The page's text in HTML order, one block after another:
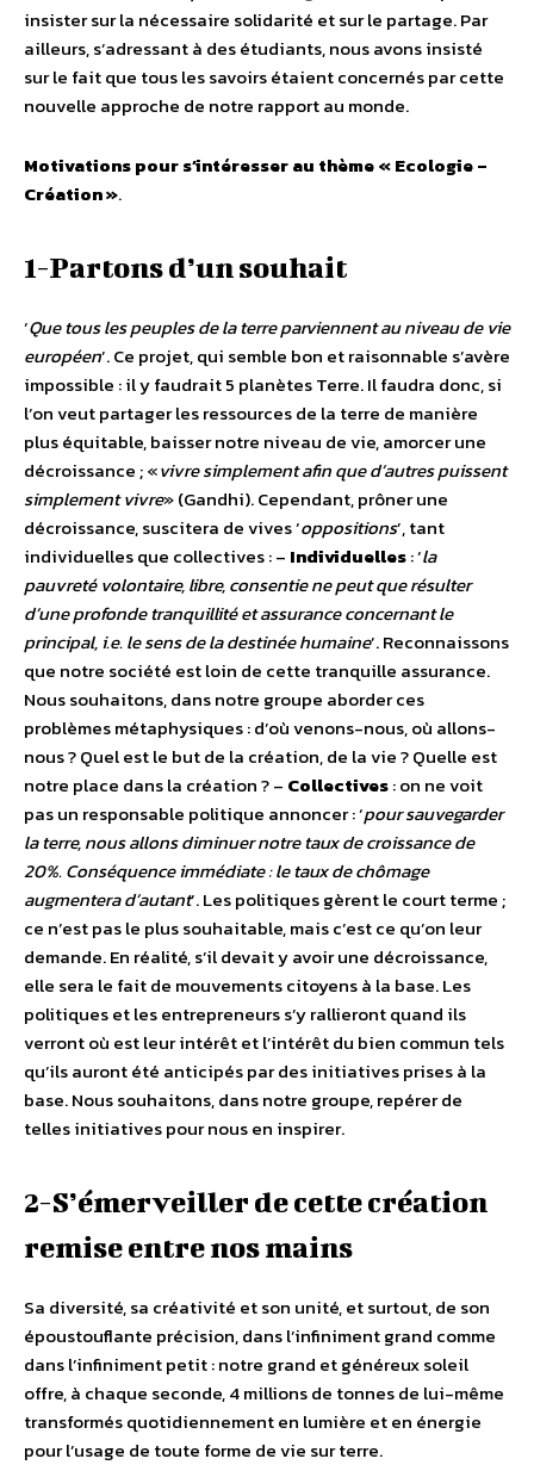
insister sur la nécessaire solidarité et sur le partage. Par
ailleurs, s’adressant à des étudiants, nous avons insisté
sur le fait que tous les savoirs étaient concernés par cette
nouvelle approche de notre rapport au monde.
Motivations pour s’intéresser au thème « Ecologie –
Création ».
1-Partons d’un souhait
‘Que tous les peuples de la terre parviennent au niveau de vie
européen’. Ce projet, qui semble bon et raisonnable s’avère
impossible : il y faudrait 5 planètes Terre. Il faudra donc, si
l’on veut partager les ressources de la terre de manière
plus équitable, baisser notre niveau de vie, amorcer une
décroissance ; «vivre simplement afin que d’autres puissent
simplement vivre» (Gandhi). Cependant, prôner une
décroissance, suscitera de vives ‘oppositions’, tant
individuelles que collectives : – Individuelles: ‘la
pauvreté volontaire, libre, consentie ne peut que résulter
d’une profonde tranquillité et assurance concernant le
principal, i.e. le sens de la destinée humaine’. Reconnaissons
que notre société est loin de cette tranquille assurance.
Nous souhaitons, dans notre groupe aborder ces
problèmes métaphysiques : d’où venons-nous, où allons-
nous ? Quel est le but de la création, de la vie ? Quelle est
notre place dans la création ? – Collectives: on ne voit
pas un responsable politique annoncer : ‘pour sauvegarder
la terre, nous allons diminuer notre taux de croissance de
20%. Conséquence immédiate : le taux de chômage
augmentera d’autant’. Les politiques gèrent le court terme ;
ce n’est pas le plus souhaitable, mais c’est ce qu’on leur
demande. En réalité, s’il devait y avoir une décroissance,
elle sera le fait de mouvements citoyens à la base. Les
politiques et les entrepreneurs s’y rallieront quand ils
verront où est leur intérêt et l’intérêt du bien commun tels
qu’ils auront été anticipés par des initiatives prises à la
base. Nous souhaitons, dans notre groupe, repérer de
telles initiatives pour nous en inspirer.
2-S’émerveiller de cette création
remise entre nos mains
Sa diversité, sa créativité et son unité, et surtout, de son
époustouflante précision, dans l’infiniment grand comme
dans l’infiniment petit : notre grand et généreux soleil
offre, à chaque seconde, 4 millions de tonnes de lui-même
transformés quotidiennement en lumière et en énergie
pour l’usage de toute forme de vie sur terre.